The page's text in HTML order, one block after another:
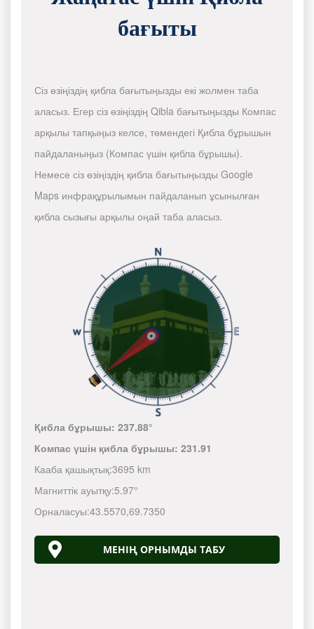
бағыты
Сіз өзіңіздің қибла бағытыңызды екі жолмен таба
аласыз. Егер сіз өзіңіздің Qibla бағытыңызды Компас
арқылы тапқыңыз келсе, төмендегі Қибла бұрышын
пайдаланыңыз (Компас үшін қибла бұрышы).
Немесе сіз өзіңіздің қибла бағытыңызды Google
Maps инфрақұрылымын пайдаланып ұсынылған
қибла сызығы арқылы оңай таба аласыз.
Қибла бұрышы:237.88°
Компас үшін қибла бұрышы:231.91
Кааба қашықтық:3695 km
Магниттік ауытқу:5.97°
Орналасуы:43.5570,69.7350
МЕНІҢ ОРНЫМДЫ ТАБУ